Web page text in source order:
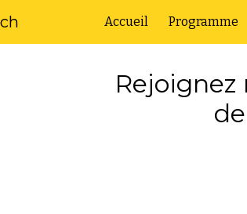
Skip to main
Accueil Programme